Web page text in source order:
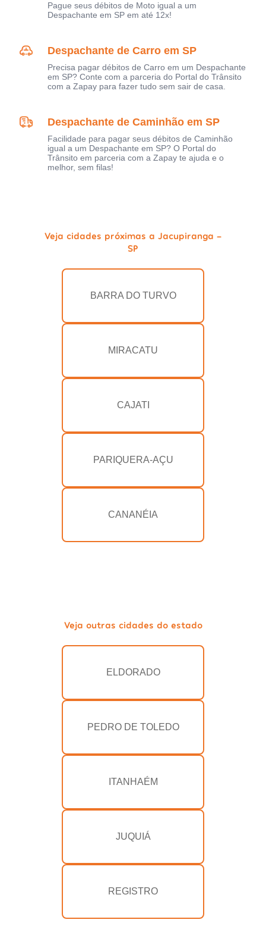
Pague seus débitos de Moto igual a um
Despachante em SP em até 12x!
Despachante de Carro em SP
Precisa pagar débitos de Carro em um Despachante
em SP? Conte com a parceria do Portal do Trânsito
com a Zapay para fazer tudo sem sair de casa.
Despachante de Caminhão em SP
Facilidade para pagar seus débitos de Caminhão
igual a um Despachante em SP? O Portal do
Trânsito em parceria com a Zapay te ajuda e o
melhor, sem filas!
Veja cidades próximas a Jacupiranga -
SP
BARRA DO TURVO
MIRACATU
CAJATI
PARIQUERA-AÇU
CANANÉIA
Veja outras cidades do estado
ELDORADO
PEDRO DE TOLEDO
ITANHAÉM
JUQUIÁ
REGISTRO